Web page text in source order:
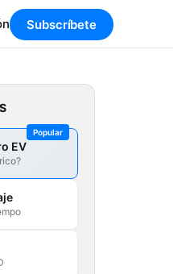
Subscríbete
Popular
EV